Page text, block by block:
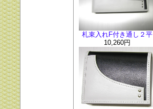
札束入れF付き通し２平
10,260円